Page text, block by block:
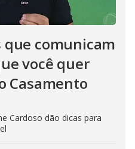
que comunicam
você quer
Casamento
Cardoso dão dicas para